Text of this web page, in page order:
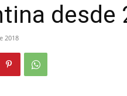
desde
2018